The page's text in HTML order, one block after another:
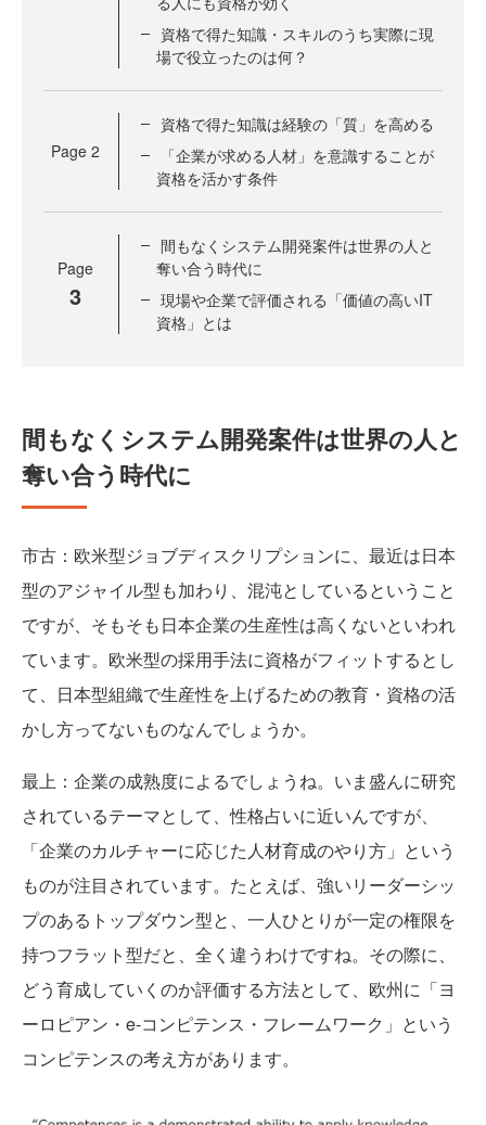
資格で得た知識・スキルのうち実際に現
場で役立ったのは何？
Page 2
資格で得た知識は経験の「質」を高める
「企業が求める人材」を意識することが
資格を活かす条件
Page
3
間もなくシステム開発案件は世界の人と
奪い合う時代に
現場や企業で評価される「価値の高いIT
資格」とは
間もなくシステム開発案件は世界の人と
奪い合う時代に
市古 ：欧米型ジョブディスクリプションに、最近は日本
型のアジャイル型も加わり、混沌としているということ
ですが、そもそも日本企業の生産性は高くないといわれ
ています。欧米型の採用手法に資格がフィットするとし
て、日本型組織で生産性を上げるための教育・資格の活
かし方ってないものなんでしょうか。
最上 ：企業の成熟度によるでしょうね。いま盛んに研究
されているテーマとして、性格占いに近いんですが、
「企業のカルチャーに応じた人材育成のやり方」という
ものが注目されています。たとえば、強いリーダーシッ
プのあるトップダウン型と、一人ひとりが一定の権限を
持つフラット型だと、全く違うわけですね。その際に、
どう育成していくのか評価する方法として、欧州に「ヨ
ーロピアン・e-コンピテンス・フレームワーク」という
コンピテンスの考え方があります。